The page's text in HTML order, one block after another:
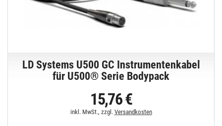
LD Systems U500 GC Instrumentenkabel
für U500® Serie Bodypack
15,76 €
inkl. MwSt., zzgl. Versandkosten